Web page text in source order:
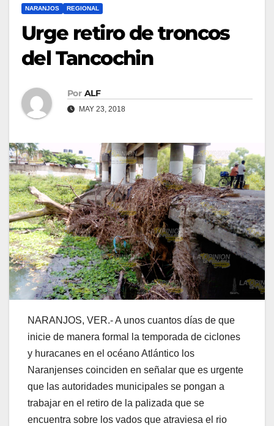
NARANJOS REGIONAL
Urge retiro de troncos
del Tancochin
Por ALF
MAY 23, 2018
NARANJOS, VER.- A unos cuantos días de que
inicie de manera formal la temporada de ciclones
y huracanes en el océano Atlántico los
Naranjenses coinciden en señalar que es urgente
que las autoridades municipales se pongan a
trabajar en el retiro de la palizada que se
encuentra sobre los vados que atraviesa el rio